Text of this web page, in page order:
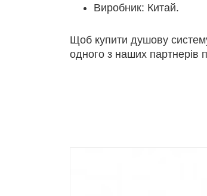
Виробник: Китай.
Щоб купити душову
одного з наших партнерів